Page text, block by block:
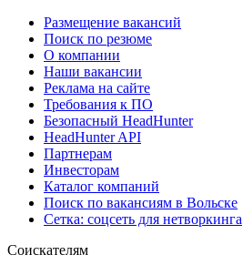
Размещение вакансий
Поиск по резюме
О компании
Наши вакансии
Реклама на сайте
Требования к ПО
Безопасный HeadHunter
HeadHunter API
Партнерам
Инвесторам
Каталог компаний
Поиск по вакансиям в Вольске
Сетка: соцсеть для нетворкинга
Соискателям